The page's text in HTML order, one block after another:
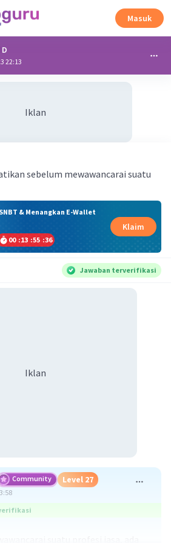
Masuk
22:13
Iklan
sebelum mewawancarai suatu
& Menangkan E-Wallet
00 :13 :55 :36
Klaim
Jawaban terverifikasi
Iklan
Community Level 27